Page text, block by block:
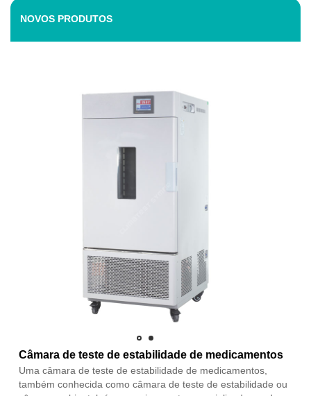
NOVOS PRODUTOS
Câmara de teste de estabilidade de medicamentos
Uma câmara de teste de estabilidade de medicamentos,
também conhecida como câmara de teste de estabilidade ou